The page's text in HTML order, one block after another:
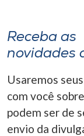
Receba as
novidades
Usaremos
com você
podem ser de
envio da